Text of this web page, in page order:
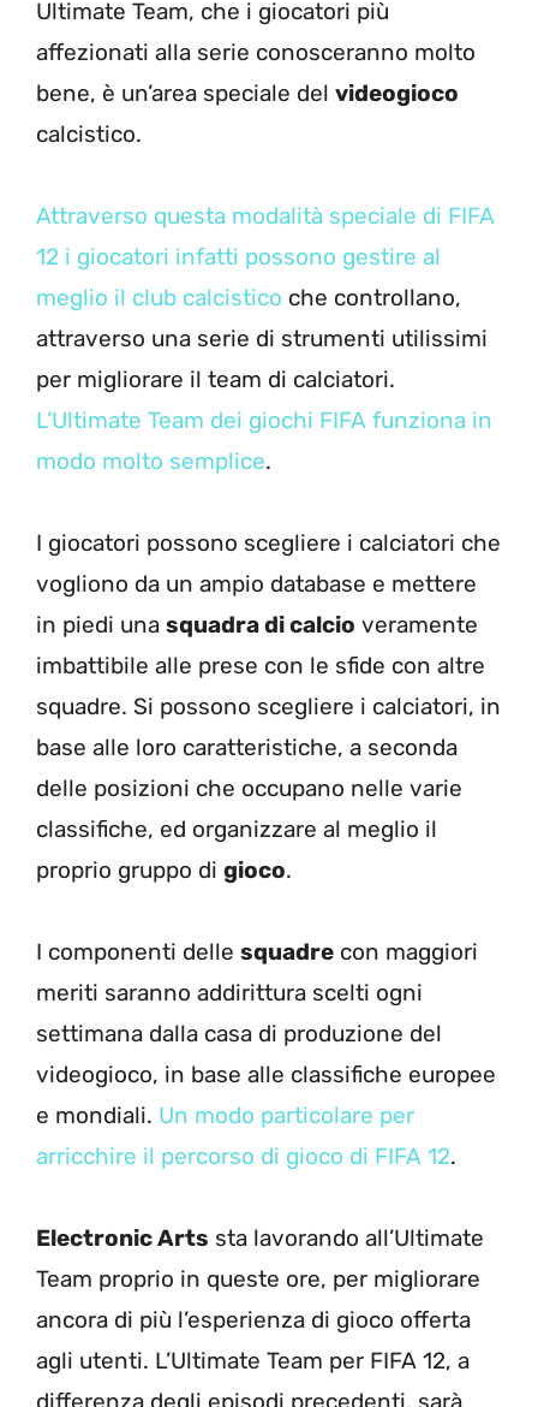
Ultimate Team, che i giocatori più
affezionati alla serie conosceranno molto
bene, è un’area speciale del videogioco
calcistico.
Attraverso questa modalità speciale di FIFA
12 i giocatori infatti possono gestire al
meglio il club calcistico che controllano,
attraverso una serie di strumenti utilissimi
per migliorare il team di calciatori.
L’Ultimate Team dei giochi FIFA funziona in
modo molto semplice.
I giocatori possono scegliere i calciatori che
vogliono da un ampio database e mettere
in piedi una squadra di calcio veramente
imbattibile alle prese con le sfide con altre
squadre. Si possono scegliere i calciatori, in
base alle loro caratteristiche, a seconda
delle posizioni che occupano nelle varie
classifiche, ed organizzare al meglio il
proprio gruppo di gioco.
I componenti delle squadre con maggiori
meriti saranno addirittura scelti ogni
settimana dalla casa di produzione del
videogioco, in base alle classifiche europee
e mondiali. Un modo particolare per
arricchire il percorso di gioco di FIFA 12.
Electronic Arts sta lavorando all’Ultimate
Team proprio in queste ore, per migliorare
ancora di più l’esperienza di gioco offerta
agli utenti. L’Ultimate Team per FIFA 12, a